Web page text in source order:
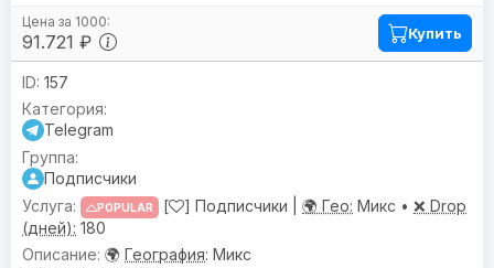
91.721 ₽ Купить
157
Telegram
Подписчики
POPULAR [ ] Подписчики | 🌍 Гео: Микс • ❌ Drop
(дней): 180
🌍 География: Микс